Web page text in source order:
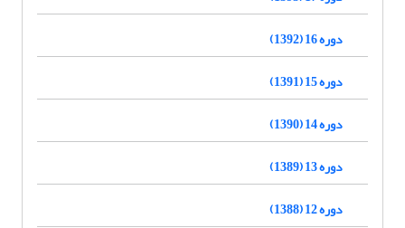
دوره 16 (1392)
دوره 15 (1391)
دوره 14 (1390)
دوره 13 (1389)
دوره 12 (1388)